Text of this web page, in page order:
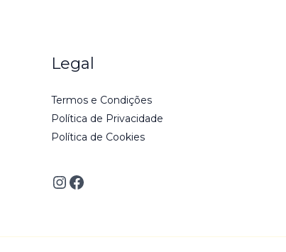
Legal
Termos e Condições
Política de Privacidade
Política de Cookies